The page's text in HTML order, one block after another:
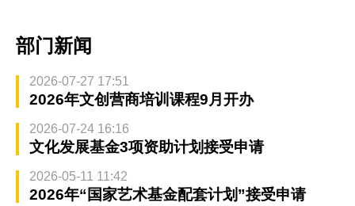
部门新闻
2026-07-27 17:51
2026年文创营商培训课程9月开办
2026-07-24 16:16
文化发展基金3项资助计划接受申请
2026-05-11 11:42
2026年“国家艺术基金配套计划”接受申请